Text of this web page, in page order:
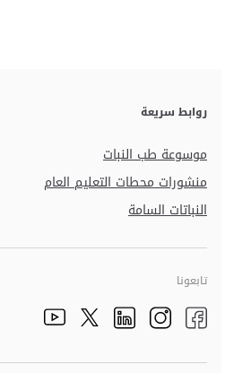
روابط سريعة
موسوعة طب النبات
منشورات محطات التعليم العام
النباتات السامة
تابعونا
الذهاب الى تم
الذهاب الى تمالذهاب الى تمالذهاب الى تمالذهاب الى تم